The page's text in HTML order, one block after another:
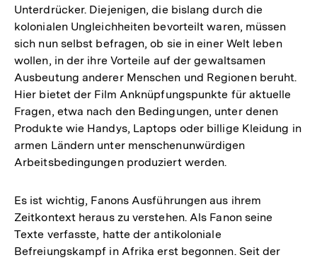
Unterdrücker. Diejenigen, die bislang durch die
kolonialen Ungleichheiten bevorteilt waren, müssen
sich nun selbst befragen, ob sie in einer Welt leben
wollen, in der ihre Vorteile auf der gewaltsamen
Ausbeutung anderer Menschen und Regionen beruht.
Hier bietet der Film Anknüpfungspunkte für aktuelle
Fragen, etwa nach den Bedingungen, unter denen
Produkte wie Handys, Laptops oder billige Kleidung in
armen Ländern unter menschenunwürdigen
Arbeitsbedingungen produziert werden.
Es ist wichtig, Fanons Ausführungen aus ihrem
Zeitkontext heraus zu verstehen. Als Fanon seine
Texte verfasste, hatte der antikoloniale
Befreiungskampf in Afrika erst begonnen. Seit der